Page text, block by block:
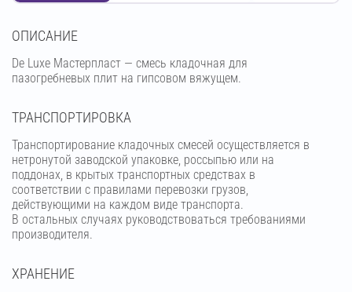
OПИСАНИЕ
De Luxe Мастерпласт — смесь кладочная для
пазогребневых плит на гипсовом вяжущем.
ТРАНСПОРТИРОВКА
Транспортирование кладочных смесей осуществляется в
нетронутой заводской упаковке, россыпью или на
поддонах, в крытых транспортных средствах в
соответствии с правилами перевозки грузов,
действующими на каждом виде транспорта.
В остальных случаях руководствоваться требованиями
производителя.
ХРАНЕНИЕ